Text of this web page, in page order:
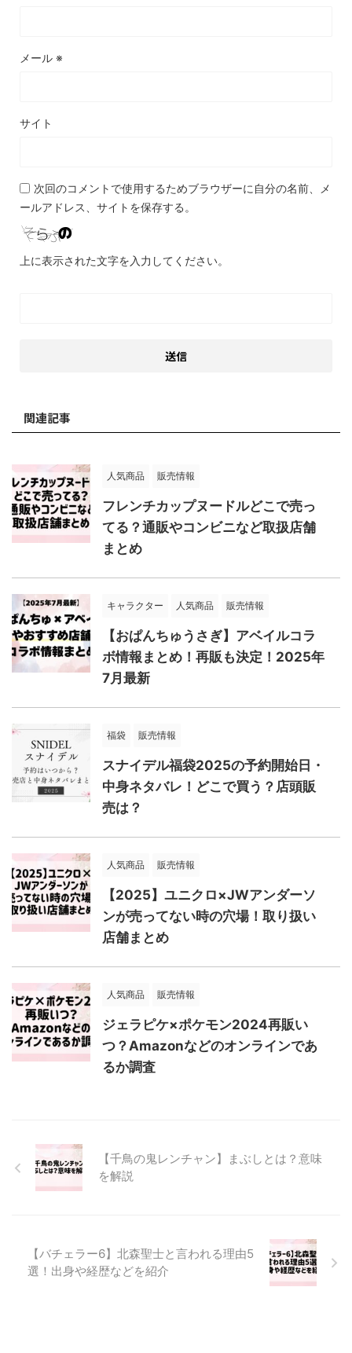
メール ※
サイト
次回のコメントで使用するためブラウザーに自分の名前、メ
ールアドレス、サイトを保存する。
上に表示された文字を入力してください。
関連記事
人気商品 販売情報
フレンチカップヌードルどこで売っ
てる？通販やコンビニなど取扱店舗
まとめ
キャラクター 人気商品 販売情報
【おぱんちゅうさぎ】アベイルコラ
ボ情報まとめ！再販も決定！2025年
7月最新
福袋 販売情報
スナイデル福袋2025の予約開始日・
中身ネタバレ！どこで買う？店頭販
売は？
人気商品 販売情報
【2025】ユニクロ×JWアンダーソ
ンが売ってない時の穴場！取り扱い
店舗まとめ
人気商品 販売情報
ジェラピケ×ポケモン2024再販い
つ？Amazonなどのオンラインであ
るか調査
【千鳥の鬼レンチャン】まぶしとは？意味
を解説
【バチェラー6】北森聖士と言われる理由5
選！出身や経歴などを紹介